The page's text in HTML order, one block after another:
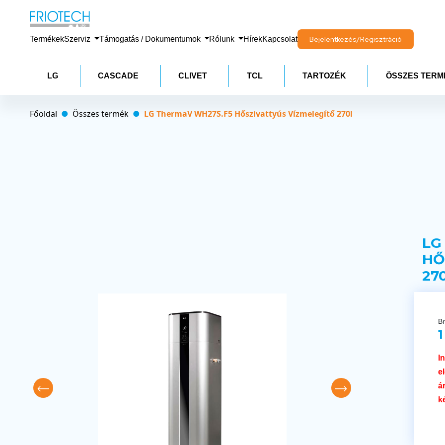
TermékekSzerviz Támogatás / Dokumentumok Rólunk HírekKapcsolat Bejelentkezés/Regisztráció
LG CASCADE CLIVET TCL TARTOZÉK ÖSSZES
Főoldal Összes termék LG ThermaV WH27S.F5 Hőszivattyús Vízmelegítő 270l